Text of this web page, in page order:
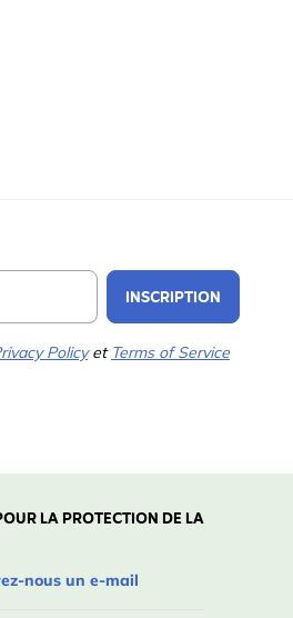
INSCRIPTION
Policyet Terms of Service
LA PROTECTION DE LA
nous un e-mail